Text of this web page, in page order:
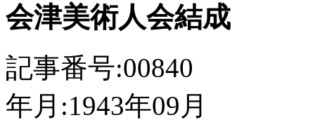
会津美術人会結成
記事番号:00840
年月:1943年09月